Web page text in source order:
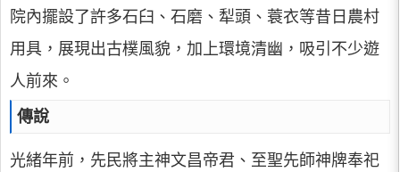
院內擺設了許多石臼、石磨、犁頭、蓑衣等昔日農村
用具，展現出古樸風貌，加上環境清幽，吸引不少遊
人前來。
傳說
光緒年前，先民將主神文昌帝君、至聖先師神牌奉祀